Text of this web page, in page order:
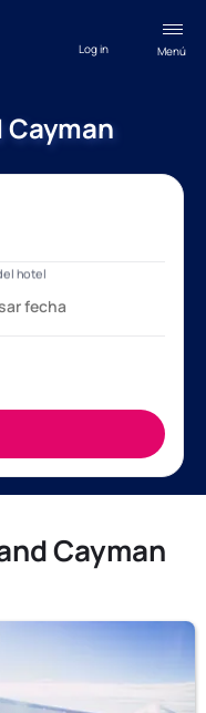
Menú
Log in
Cayman
Cayman